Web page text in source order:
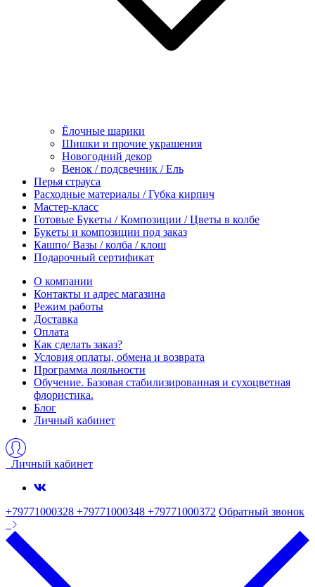
Ёлочные шарики
Шишки и прочие украшения
Новогодний декор
Венок / подсвечник / Ель
Перья страуса
Расходные материалы / Губка кирпич
Мастер-класс
Готовые Букеты / Композиции / Цветы в колбе
Букеты и композиции под заказ
Кашпо/ Вазы / колба / клош
Подарочный сертификат
О компании
Контакты и адрес магазина
Режим работы
Доставка
Оплата
Как сделать заказ?
Условия оплаты, обмена и возврата
Программа лояльности
Обучение. Базовая стабилизированная и сухоцветная
флористика.
Блог
Личный кабинет
Личный кабинет
+79771000328 +79771000348 +79771000372 Обратный звонок